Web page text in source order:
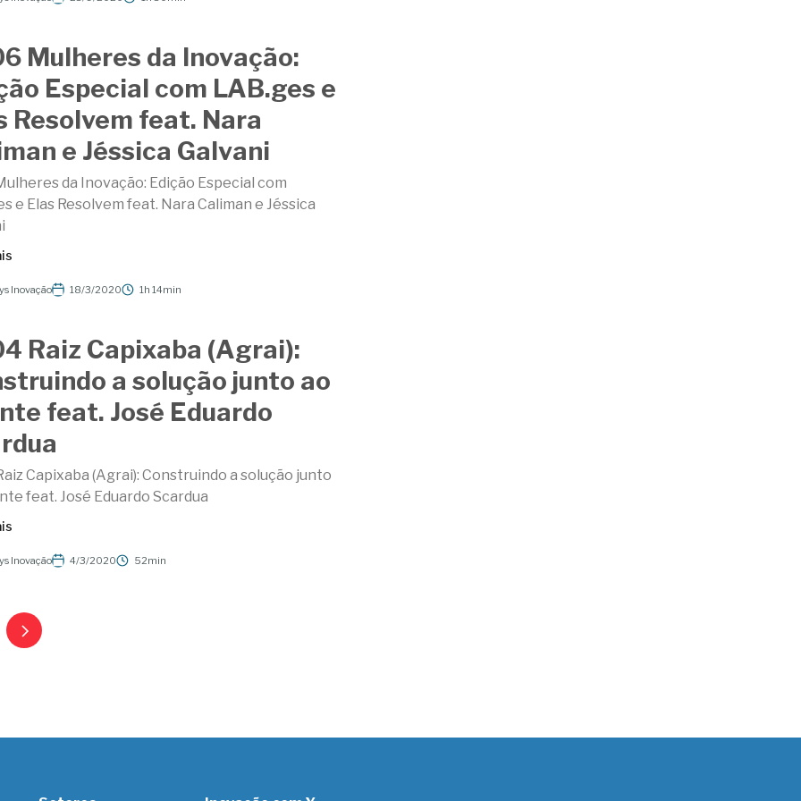
Mulheres da Inovação:
Especial com LAB.ges e
Resolvem feat. Nara
e Jéssica Galvani
da Inovação: Edição Especial com
e Elas Resolvem feat. Nara Caliman e Jéssica
Inovação 18/3/2020 1h 14min
Raiz Capixaba (Agrai):
a solução junto ao
feat. José Eduardo
Capixaba (Agrai): Construindo a solução junto
feat. José Eduardo Scardua
Inovação 4/3/2020 52min